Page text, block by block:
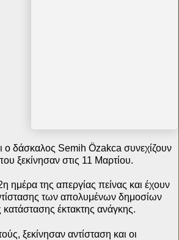
ο δάσκαλος Semih Özakca συνεχίζουν
ξεκίνησαν στις 11 Μαρτίου.
ημέρα της απεργίας πείνας και έχουν
των απολυμένων δημοσίων
έκτακτης ανάγκης.
ξεκίνησαν αντίσταση και οι